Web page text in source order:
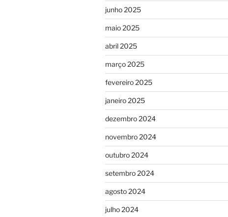
junho 2025
maio 2025
abril 2025
março 2025
fevereiro 2025
janeiro 2025
dezembro 2024
novembro 2024
outubro 2024
setembro 2024
agosto 2024
julho 2024